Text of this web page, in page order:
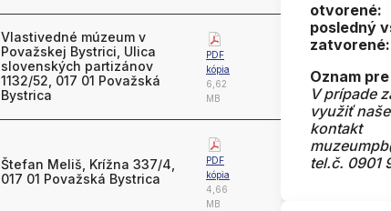
Vlastivedné múzeum v
Považskej Bystrici, Ulica
slovenských partizánov
1132/52, 017 01 Považská
Bystrica
PDF
kópia
6,62
MB
Štefan Meliš, Krížna 337/4,
017 01 Považská Bystrica
PDF
kópia
4,66
MB
otvorené:
posledný
Oznam
V prípade
využiť
kontakt
tel.č. 0901